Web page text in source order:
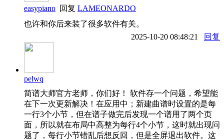
easypiano 回复 LAMEONARDO
也许和你后来装了很多软件有关。
2025-10-20 08:48:21
回复
pelwq
简谱大师官方老师，你们好！ 软件存一个问题，希望能
在下一次更新解决！在应用中；新建曲谱时设置的是每
一行3个小节，但在谱子做完后发现一个谱用了两个页
面，所以就在布局中高整为每行4个小节，这时就出现问
题了，每行小节错乱后想反回，但是全屏退出软件。这